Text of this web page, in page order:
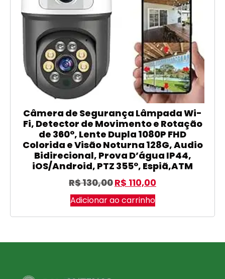
Câmera de Segurança Lâmpada Wi-
Fi, Detector de Movimento e Rotação
de 360°, Lente Dupla 1080P FHD
Colorida e Visão Noturna 128G, Audio
Bidirecional, Prova D’água IP44,
iOS/Android, PTZ 355°, Espiã,ATM
R$130,00R$ 110,00
Adicionar ao carrinho